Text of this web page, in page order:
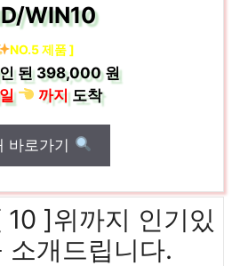
WIN10
NO.5 제품 ]
된398,000 원
까지도착
바로가기
]위까지 인기있
소개드립니다.